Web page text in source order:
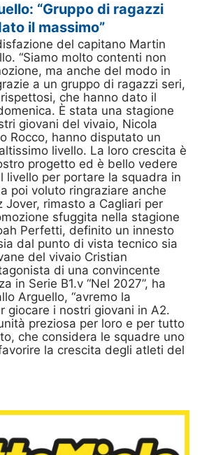
“Gruppo di ragazzi
il massimo”
del capitano Martin
“Siamo molto contenti non
ma anche del modo in
a un gruppo di ragazzi seri,
che hanno dato il
È stata una stagione
giovani del vivaio, Nicola
Rocco, hanno disputato un
livello. La loro crescita è
progetto ed è bello vedere
livello per portare la squadra in
poi voluto ringraziare anche
Jover, rimasto a Cagliari per
sfuggita nella stagione
Perfetti, definito un innesto
dal punto di vista tecnico sia
del vivaio Cristian
di una convincente
in Serie B1.v “Nel 2027”, ha
Arguello, “avremo la
giocare i nostri giovani in A2.
preziosa per loro e per tutto
che considera le squadre uno
la crescita degli atleti del